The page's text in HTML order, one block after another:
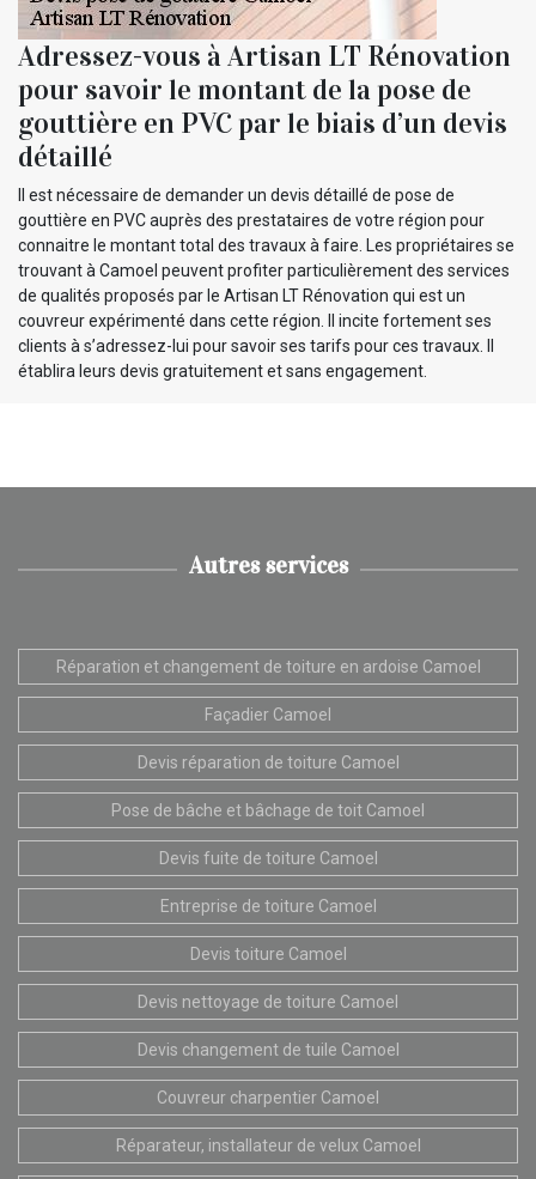
Adressez-vous à Artisan LT Rénovation
pour savoir le montant de la pose de
gouttière en PVC par le biais d’un devis
détaillé
Il est nécessaire de demander un devis détaillé de pose de
gouttière en PVC auprès des prestataires de votre région pour
connaitre le montant total des travaux à faire. Les propriétaires se
trouvant à Camoel peuvent profiter particulièrement des services
de qualités proposés par le Artisan LT Rénovation qui est un
couvreur expérimenté dans cette région. Il incite fortement ses
clients à s’adressez-lui pour savoir ses tarifs pour ces travaux. Il
établira leurs devis gratuitement et sans engagement.
Autres services
Réparation et changement de toiture en ardoise Camoel
Façadier Camoel
Devis réparation de toiture Camoel
Pose de bâche et bâchage de toit Camoel
Devis fuite de toiture Camoel
Entreprise de toiture Camoel
Devis toiture Camoel
Devis nettoyage de toiture Camoel
Devis changement de tuile Camoel
Couvreur charpentier Camoel
Réparateur, installateur de velux Camoel